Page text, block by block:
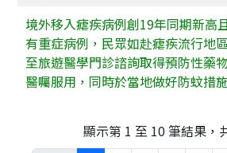
境外移入瘧疾病例創19年同期新高
有重症病例，民眾如赴瘧疾流行地
至旅遊醫學門診諮詢取得預防性藥
醫囑服用，同時於當地做好防蚊措
顯示第 1 至 10 筆結果，